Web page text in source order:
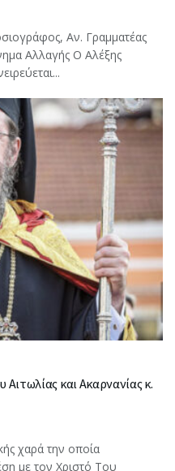
Αν. Γραμματέας
Αλλαγής Ο Αλέξης
και Ακαρνανίας κ.
χαρά την οποία
με τον Χριστό Του